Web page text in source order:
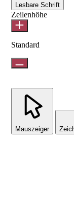
Lesbare Schrift
Zeilenhöhe
Standard
Mauszeiger